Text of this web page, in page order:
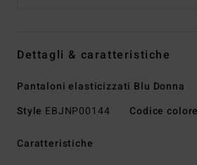
Dettagli & caratteristiche
Pantaloni elasticizzati Blu Donna
Style EBJNP00144 Codice colore
Caratteristiche